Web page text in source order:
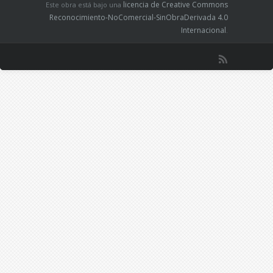
Este obra está bajo una licencia de Creative Commons
Reconocimiento-NoComercial-SinObraDerivada 4.0
Internacional